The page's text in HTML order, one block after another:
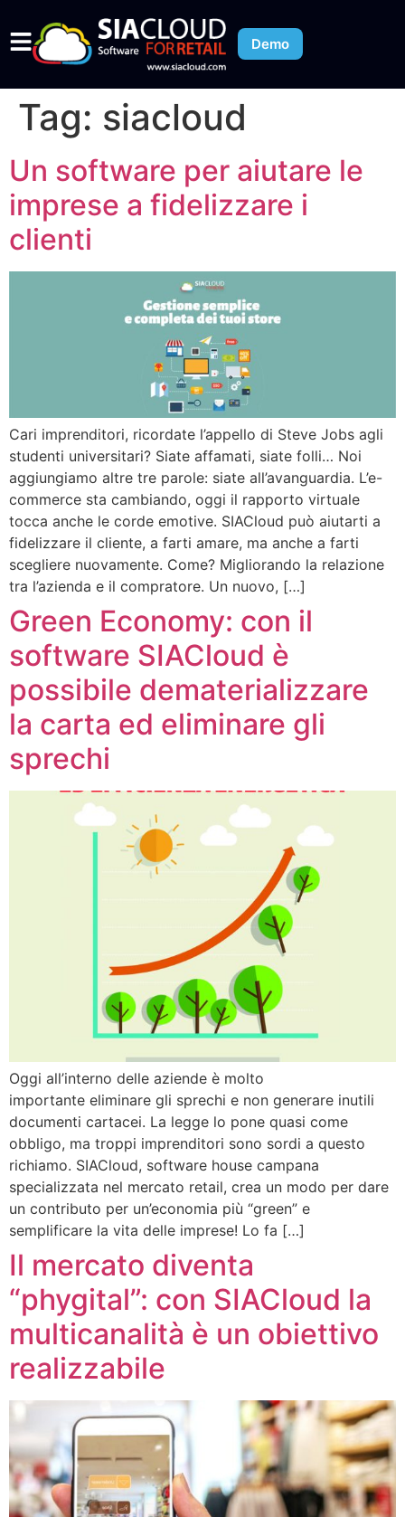
Demo
Tag: siacloud
Un software per aiutare le
imprese a fidelizzare i
clienti
Cari imprenditori, ricordate l’appello di Steve Jobs agli
studenti universitari? Siate affamati, siate folli… Noi
aggiungiamo altre tre parole: siate all’avanguardia. L’e-
commerce sta cambiando, oggi il rapporto virtuale
tocca anche le corde emotive. SIACloud può aiutarti a
fidelizzare il cliente, a farti amare, ma anche a farti
scegliere nuovamente. Come? Migliorando la relazione
tra l’azienda e il compratore. Un nuovo, […]
Green Economy: con il
software SIACloud è
possibile dematerializzare
la carta ed eliminare gli
sprechi
Oggi all’interno delle aziende è molto
importante eliminare gli sprechi e non generare inutili
documenti cartacei. La legge lo pone quasi come
obbligo, ma troppi imprenditori sono sordi a questo
richiamo. SIACloud, software house campana
specializzata nel mercato retail, crea un modo per dare
un contributo per un’economia più “green” e
semplificare la vita delle imprese! Lo fa […]
Il mercato diventa
“phygital”: con SIACloud la
multicanalità è un obiettivo
realizzabile